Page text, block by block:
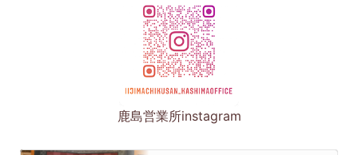
鹿島営業所instagram